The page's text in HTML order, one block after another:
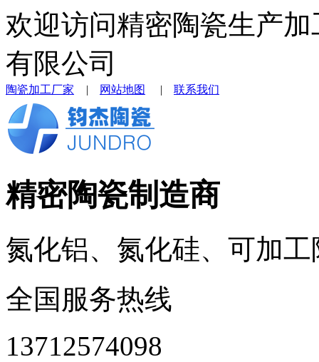
欢迎访问精密陶瓷生产
有限公司
陶瓷加工厂家 | 网站地图 | 联系我们
精密陶瓷制造商
氮化铝、氮化硅、可加
全国服务热线
13712574098